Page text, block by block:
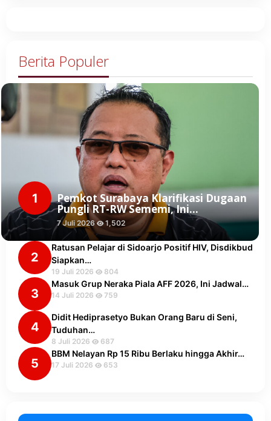
Berita Populer
1 Pemkot Surabaya Klarifikasi Dugaan
Pungli RT-RW Sememi, Ini…
7 Juli 2026 1,502
2
Ratusan Pelajar di Sidoarjo Positif HIV, Disdikbud
Siapkan…
19 Juli 2026 804
3
Masuk Grup Neraka Piala AFF 2026, Ini Jadwal…
14 Juli 2026 759
4
Didit Hediprasetyo Bukan Orang Baru di Seni,
Tuduhan…
8 Juli 2026 687
5
BBM Nelayan Rp 15 Ribu Berlaku hingga Akhir…
17 Juli 2026 653